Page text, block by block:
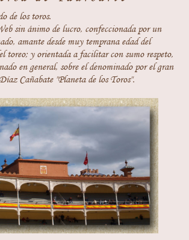
de los toros.
sin ánimo de lucro, confeccionada por un
amante desde muy temprana edad del
toreo; y orientada a facilitar con sumo respeto,
en general, sobre el denominado por el gran
Cañabate "Planeta de los Toros".